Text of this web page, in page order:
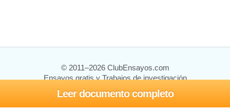
Leer documento completo
© 2011–2026 ClubEnsayos.com
Ensayos gratis y Trabajos de investigación